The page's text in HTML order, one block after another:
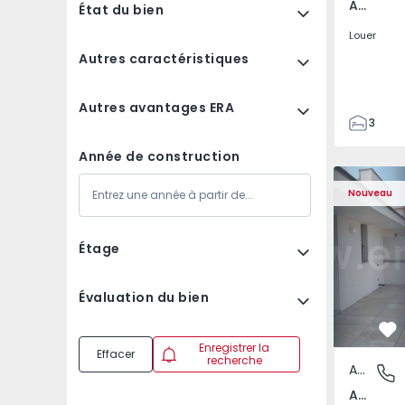
État du bien
Autres caractéristiques
Autres avantages ERA
Année de construction
Étage
Évaluation du bien
Effacer
Enregistrer la
recherche
Av. Boavista, Porto
Louer
3
132
142
2
Nouveau
Appartement T2
Av.
Appartement
Av. Boavista, Porto